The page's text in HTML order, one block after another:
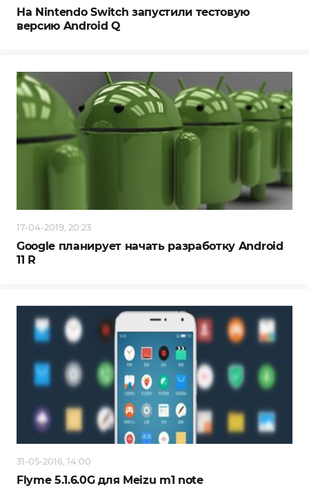
На Nintendo Switch запустили тестовую
версию Android Q
17-04-2019, 20:23
Google планирует начать разработку Android
11 R
31-05-2016, 14:00
Flyme 5.1.6.0G для Meizu m1 note